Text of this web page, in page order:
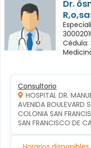
Dr.
Cédula:
Consultorio
HOSPITAL DR.
AVENIDA BOULEVARD
COLONIA SAN
SAN FRANCISCO DE